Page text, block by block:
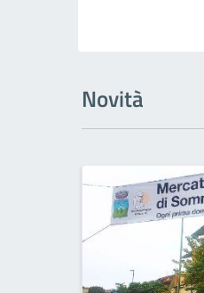
Novità